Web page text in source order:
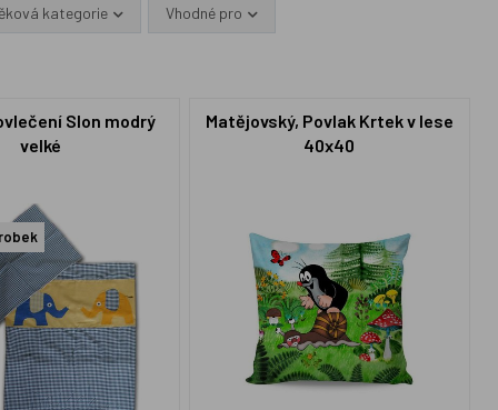
kategorie Vhodné pro
Slon modrý
velké
Matějovský, Povlak Krtek v lese
40x40